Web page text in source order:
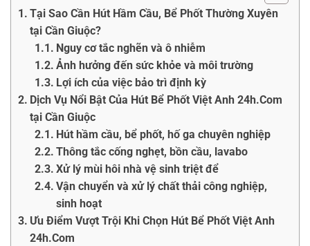
Tại Sao Cần Hút Hầm Cầu, Bể Phốt Thường Xuyên
tại Cần Giuộc?
Nguy cơ tắc nghẽn và ô nhiễm
Ảnh hưởng đến sức khỏe và môi trường
Lợi ích của việc bảo trì định kỳ
Dịch Vụ Nổi Bật Của Hút Bể Phốt Việt Anh 24h.Com
tại Cần Giuộc
Hút hầm cầu, bể phốt, hố ga chuyên nghiệp
Thông tắc cống nghẹt, bồn cầu, lavabo
Xử lý mùi hôi nhà vệ sinh triệt để
Vận chuyển và xử lý chất thải công nghiệp,
sinh hoạt
Ưu Điểm Vượt Trội Khi Chọn Hút Bể Phốt Việt Anh
24h.Com